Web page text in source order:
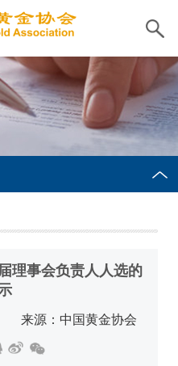
理事会负责人人选的
来源：中国黄金协会